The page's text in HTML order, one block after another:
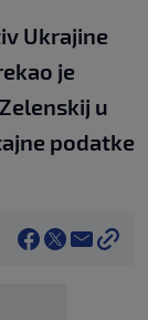
Ukrajine
je
u
podatke